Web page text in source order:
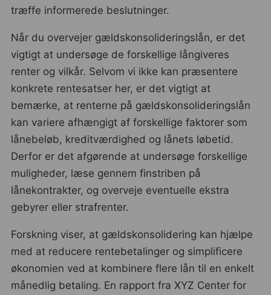
træffe informerede beslutninger.
Når du overvejer gældskonsolideringslån, er det
vigtigt at undersøge de forskellige långiveres
renter og vilkår. Selvom vi ikke kan præsentere
konkrete rentesatser her, er det vigtigt at
bemærke, at renterne på gældskonsolideringslån
kan variere afhængigt af forskellige faktorer som
lånebeløb, kreditværdighed og lånets løbetid.
Derfor er det afgørende at undersøge forskellige
muligheder, læse gennem finstriben på
lånekontrakter, og overveje eventuelle ekstra
gebyrer eller strafrenter.
Forskning viser, at gældskonsolidering kan hjælpe
med at reducere rentebetalinger og simplificere
økonomien ved at kombinere flere lån til en enkelt
månedlig betaling. En rapport fra XYZ Center for